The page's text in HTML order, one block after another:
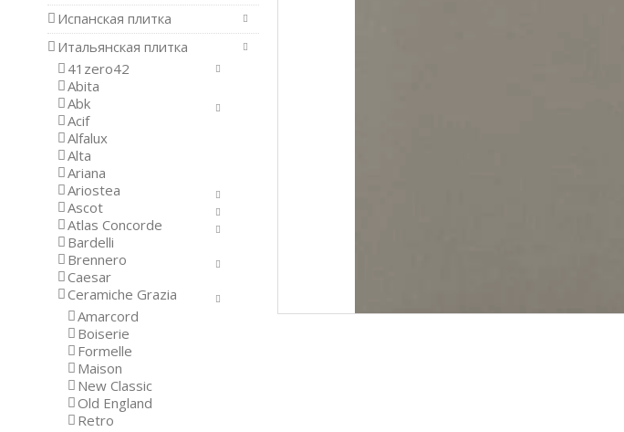
Испанская плитка
Итальянская плитка
41zero42
Abita
Abk
Acif
Alfalux
Alta
Ariana
Ariostea
Ascot
Atlas Concorde
Bardelli
Brennero
Caesar
Ceramiche Grazia
Amarcord
Boiserie
Formelle
Maison
New Classic
Old England
Retro